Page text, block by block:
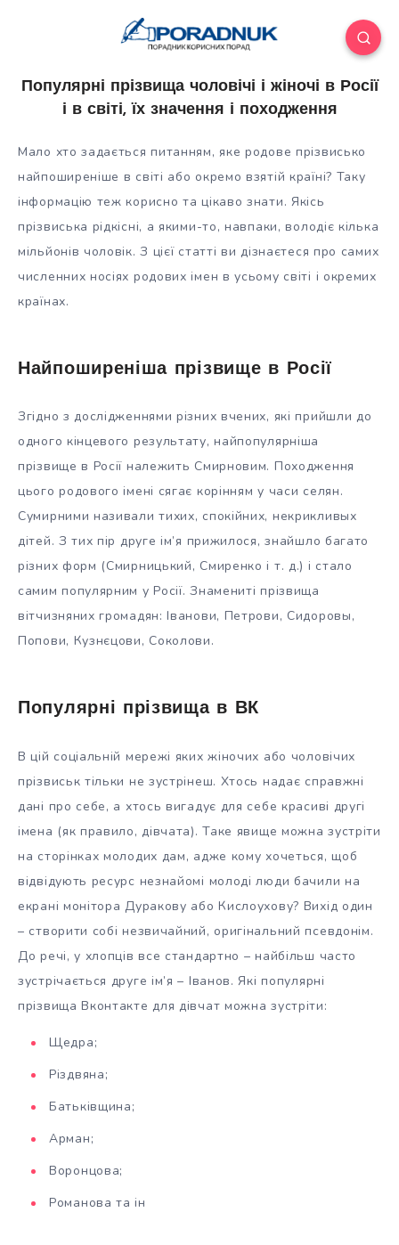
Популярні прізвища чоловічі і жіночі в Росії
і в світі, їх значення і походження
Мало хто задається питанням, яке родове прізвисько
найпоширеніше в світі або окремо взятій країні? Таку
інформацію теж корисно та цікаво знати. Якісь
прізвиська рідкісні, а якими-то, навпаки, володіє кілька
мільйонів чоловік. З цієї статті ви дізнаєтеся про самих
численних носіях родових імен в усьому світі і окремих
країнах.
Найпоширеніша прізвище в Росії
Згідно з дослідженнями різних вчених, які прийшли до
одного кінцевого результату, найпопулярніша
прізвище в Росії належить Смирновим. Походження
цього родового імені сягає корінням у часи селян.
Сумирними називали тихих, спокійних, некрикливых
дітей. З тих пір друге ім’я прижилося, знайшло багато
різних форм (Смирницький, Смиренко і т. д.) і стало
самим популярним у Росії. Знамениті прізвища
вітчизняних громадян: Іванови, Петрови, Сидоровы,
Попови, Кузнєцови, Соколови.
Популярні прізвища в ВК
В цій соціальній мережі яких жіночих або чоловічих
прізвиськ тільки не зустрінеш. Хтось надає справжні
дані про себе, а хтось вигадує для себе красиві другі
імена (як правило, дівчата). Таке явище можна зустріти
на сторінках молодих дам, адже кому хочеться, щоб
відвідують ресурс незнайомі молоді люди бачили на
екрані монітора Дуракову або Кислоухову? Вихід один
– створити собі незвичайний, оригінальний псевдонім.
До речі, у хлопців все стандартно – найбільш часто
зустрічається друге ім’я – Іванов. Які популярні
прізвища Вконтакте для дівчат можна зустріти:
Щедра;
Різдвяна;
Батьківщина;
Арман;
Воронцова;
Романова та ін